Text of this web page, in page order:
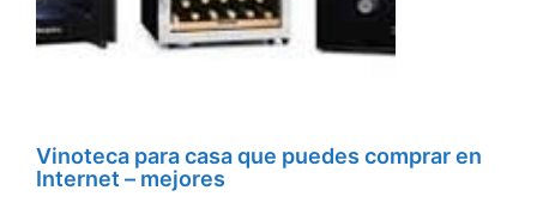
Vinoteca para casa que puedes comprar en
Internet – mejores